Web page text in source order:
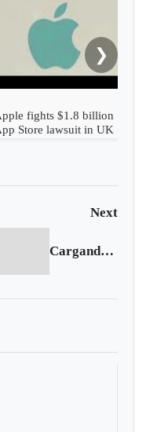
fights $1.8 billion
Store lawsuit in UK
❯
Next
Cargando siguiente...